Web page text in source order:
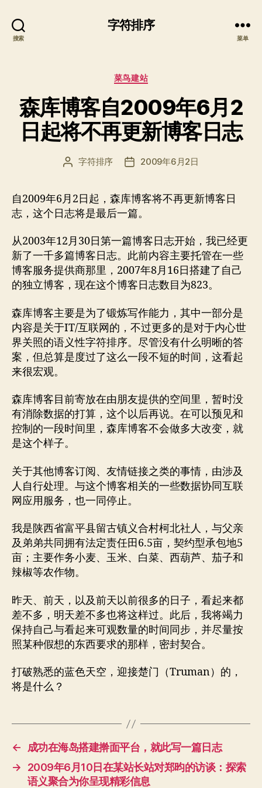
搜索
字符排序
菜单
分
菜鸟建站
森库博客自2009年6月2
日起将不再更新博客日志
文
者
字符排序
发
期
2009年6月2日
自2009年6月2日起，森库博客将不再更新博客日
志，这个日志将是最后一篇。
从2003年12月30日第一篇博客日志开始，我已经更
新了一千多篇博客日志。此前内容主要托管在一些
博客服务提供商那里，2007年8月16日搭建了自己
的独立博客，现在这个博客日志数目为823。
森库博客主要是为了锻炼写作能力，其中一部分是
内容是关于IT/互联网的，不过更多的是对于内心世
界关照的语义性字符排序。尽管没有什么明晰的答
案，但总算是度过了这么一段不短的时间，这看起
来很宏观。
森库博客目前寄放在由朋友提供的空间里，暂时没
有消除数据的打算，这个以后再说。在可以预见和
控制的一段时间里，森库博客不会做多大改变，就
是这个样子。
关于其他博客订阅、友情链接之类的事情，由涉及
人自行处理。与这个博客相关的一些数据协同互联
网应用服务，也一同停止。
我是陕西省富平县留古镇义合村柯北社人，与父亲
及弟弟共同拥有法定责任田6.5亩，契约型承包地5
亩；主要作务小麦、玉米、白菜、西葫芦、茄子和
辣椒等农作物。
昨天、前天，以及前天以前很多的日子，看起来都
差不多，明天差不多也将这样过。此后，我将竭力
保持自己与看起来可观数量的时间同步，并尽量按
照某种假想的东西要求的那样，密封契合。
打破熟悉的蓝色天空，迎接楚门（Truman）的，
将是什么？
←
成功在海岛搭建擀面平台，就此写一篇日志
→
2009年6月10日在某站长站对郑昀的访谈：探索
语义聚合为你呈现精彩信息